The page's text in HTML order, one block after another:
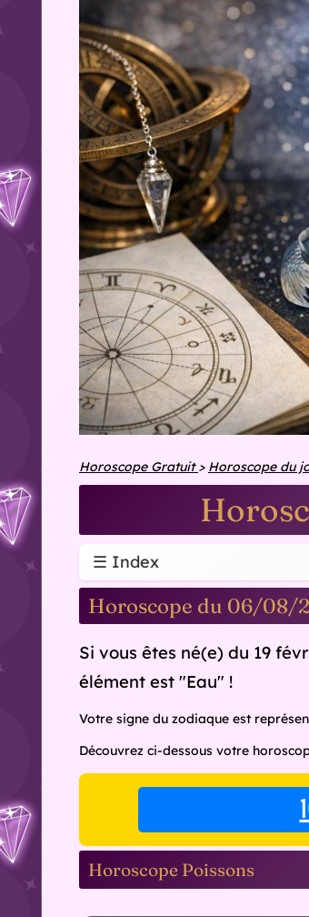
Horoscope Gratuit > Horoscope du
☰ Index
Horoscope du 06/08/
Si vous êtes né(e) du 19
élément est "Eau" !
Votre signe du zodiaque est
Découvrez ci-dessous votre
Horoscope Poissons